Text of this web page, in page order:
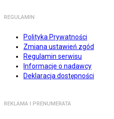
REGULAMIN
Polityka Prywatności
Zmiana ustawień zgód
Regulamin serwisu
Informacje o nadawcy
Deklaracja dostępności
REKLAMA I PRENUMERATA